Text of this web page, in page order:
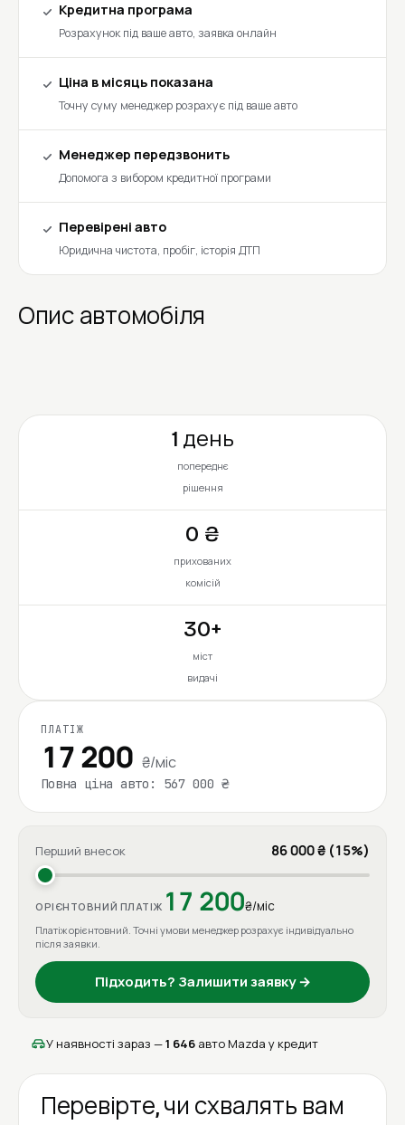
Кредитна програма
Розрахунок під ваше авто, заявка онлайн
Ціна в місяць показана
Точну суму менеджер розрахує під ваше авто
Менеджер передзвонить
Допомога з вибором кредитної програми
Перевірені авто
Юридична чистота, пробіг, історія ДТП
Опис автомобіля
1 день
попереднє
рішення
0 ₴
прихованих
комісій
30+
міст
видачі
ПЛАТІЖ
17 200 ₴/міс
Повна ціна авто: 567 000 ₴
Перший внесок 86 000 ₴ (15%)
ОРІЄНТОВНИЙ ПЛАТІЖ 17 200₴/міс
Платіж орієнтовний. Точні умови менеджер розрахує індивідуально
після заявки.
Підходить? Залишити заявку →
У наявності зараз —1 646 авто Mazda у кредит
Перевірте, чи схвалять вам